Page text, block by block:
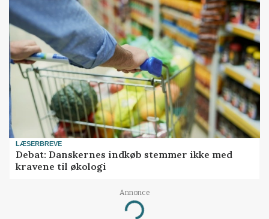
LÆSERBREVE
Debat: Danskernes indkøb stemmer ikke med
kravene til økologi
Annonce